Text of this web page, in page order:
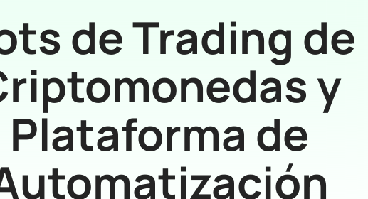
de Trading de
y
Plataforma de